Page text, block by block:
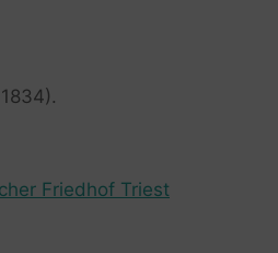
Friedhof Triest